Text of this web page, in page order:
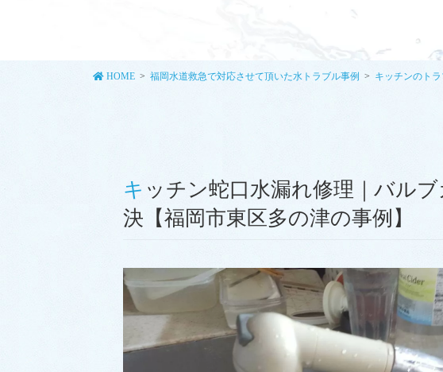
HOME 福岡水道救急で対応させて頂いた水トラブル事例 キッチンのト
キッチン蛇口水漏れ修理｜バルブカートリッジ交換で解
決【福岡市東区多の津の事例】